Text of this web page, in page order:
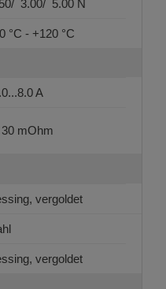
3.00/ 5.00 N
°C - +120 °C
A
mOhm
vergoldet
vergoldet